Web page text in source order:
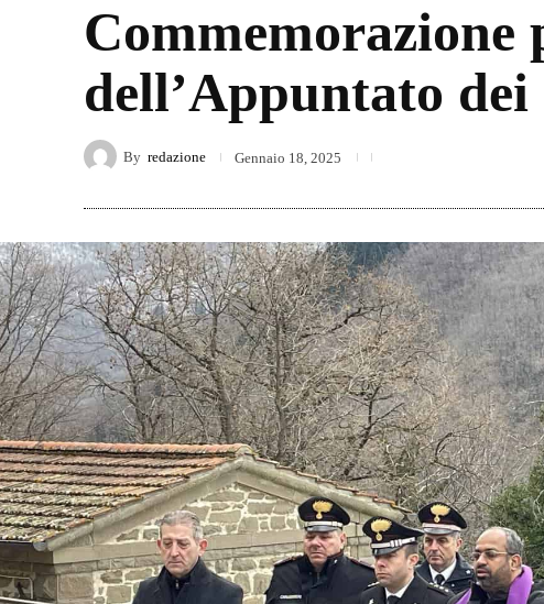
Commemorazione
dell’Appuntato
By redazione Gennaio 18, 2025